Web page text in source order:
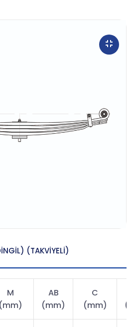
(TAKVİYELİ)
M
(mm)
AB
(mm)
C
(mm)